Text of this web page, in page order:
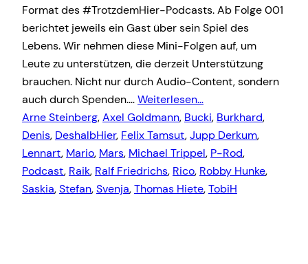
Format des #TrotzdemHier-Podcasts. Ab Folge 001
berichtet jeweils ein Gast über sein Spiel des
Lebens. Wir nehmen diese Mini-Folgen auf, um
Leute zu unterstützen, die derzeit Unterstützung
brauchen. Nicht nur durch Audio-Content, sondern
auch durch Spenden.…Weiterlesen…
Arne Steinberg, Axel Goldmann, Bucki, Burkhard
Denis, DeshalbHier, Felix Tamsut, Jupp Derkum
Lennart, Mario, Mars, Michael Trippel, P-Rod
Podcast, Raik, Ralf Friedrichs, Rico, Robby Hunke
Saskia, Stefan, Svenja, Thomas Hiete, TobiH